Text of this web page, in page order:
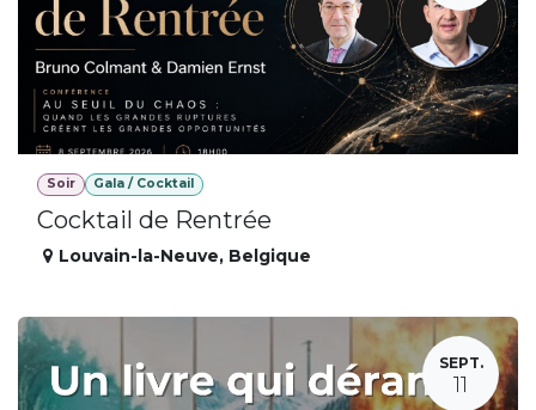
Soir Gala / Cocktail
Cocktail de Rentrée
Louvain-la-Neuve, Belgique
SEPT.
11